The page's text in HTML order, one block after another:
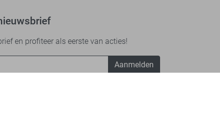
en profiteer als eerste van acties!
Aanmelden